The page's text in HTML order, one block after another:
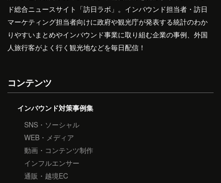
ド総合ニュースサイト「訪日ラボ」。インバウンド担当者・訪日
マーケティング担当者向けに政府や観光庁が発表する統計のわか
りやすいまとめやインバウンド事業に取り組む企業の事例、外国
人旅行客がよく行く観光地などを毎日配信！
コンテンツ
インバウンド対策事例集
SNS・ソーシャル
WEB・メディア
動画・コンテンツ制作
インフルエンサー
通販・越境EC